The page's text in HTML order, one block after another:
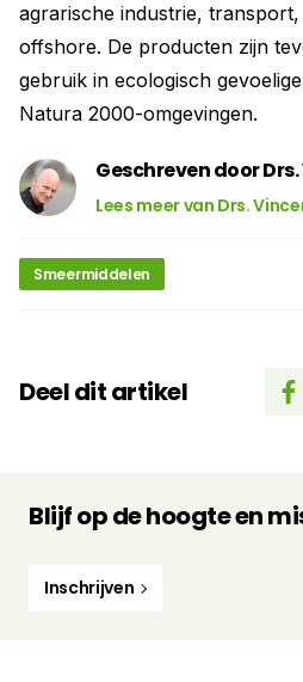
agrarische industrie,
offshore. De producten zijn
gebruik in ecologisch
Natura 2000-omgevingen.
Geschreven door
Lees meer van Drs.
Smeermiddelen
Deel dit artikel
Blijf op de hoogte en
Inschrijven